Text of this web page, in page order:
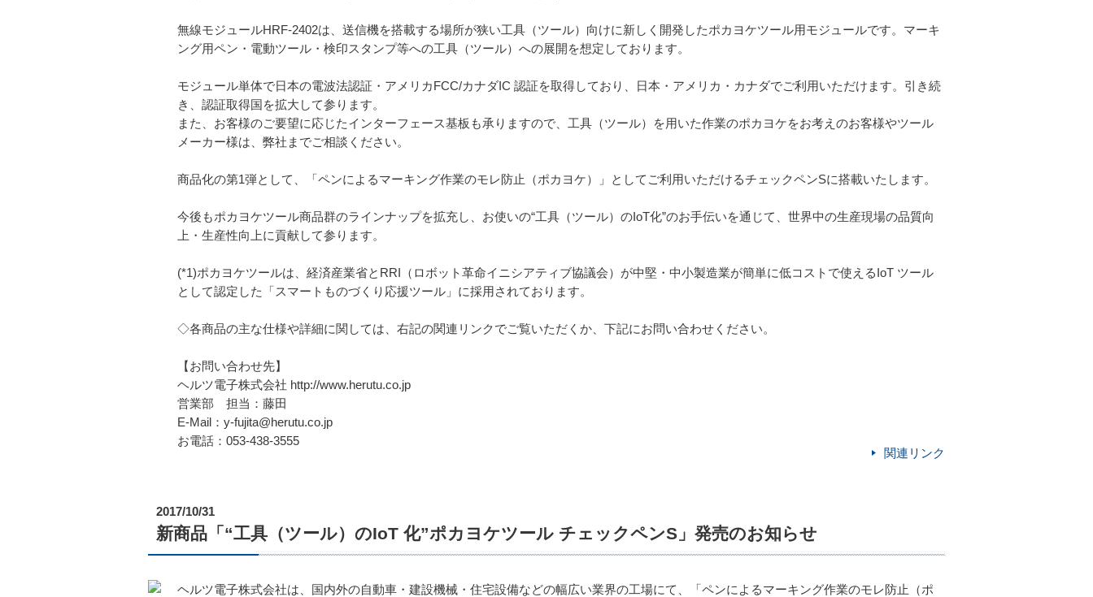
無線モジュールHRF-2402は、送信機を搭載する場所が狭い工具（ツール）向けに新しく開発したポカヨケツール用モジュールです。マーキ
ング用ペン・電動ツール・検印スタンプ等への工具（ツール）への展開を想定しております。
モジュール単体で日本の電波法認証・アメリカFCC/カナダIC 認証を取得しており、日本・アメリカ・カナダでご利用いただけます。引き続
き、認証取得国を拡大して参ります。
また、お客様のご要望に応じたインターフェース基板も承りますので、工具（ツール）を用いた作業のポカヨケをお考えのお客様やツール
メーカー様は、弊社までご相談ください。
商品化の第1弾として、「ペンによるマーキング作業のモレ防止（ポカヨケ）」としてご利用いただけるチェックペンSに搭載いたします。
今後もポカヨケツール商品群のラインナップを拡充し、お使いの“工具（ツール）のIoT化”のお手伝いを通じて、世界中の生産現場の品質向
上・生産性向上に貢献して参ります。
(*1)ポカヨケツールは、経済産業省とRRI（ロボット革命イニシアティブ協議会）が中堅・中小製造業が簡単に低コストで使えるIoT ツール
として認定した「スマートものづくり応援ツール」に採用されております。
◇各商品の主な仕様や詳細に関しては、右記の関連リンクでご覧いただくか、下記にお問い合わせください。
【お問い合わせ先】
ヘルツ電子株式会社 http://www.herutu.co.jp
営業部 担当：藤田
E-Mail：y-fujita@herutu.co.jp
お電話：053-438-3555
関連リンク
2017/10/31
新商品「“工具（ツール）のIoT 化”ポカヨケツール チェックペンS」発売のお知らせ
ヘルツ電子株式会社は、国内外の自動車・建設機械・住宅設備などの幅広い業界の工場にて、「ペンによるマーキング作業のモレ防止（ポ